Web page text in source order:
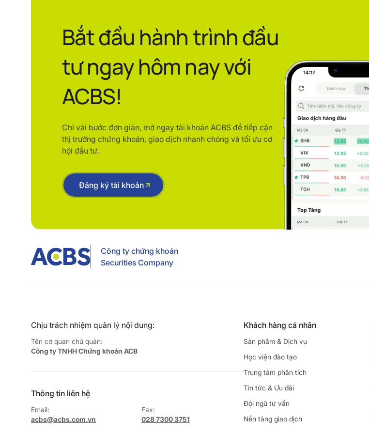
Bắt đầu hành trình đầu
tư ngay hôm nay với
ACBS!
Chỉ vài bước đơn giản, mở ngay tài khoản ACBS để tiếp cận
thị trường chứng khoán, giao dịch nhanh chóng và tối ưu cơ
hội đầu tư.
Đăng ký tài khoản
Công ty chứng khoán
Securities Company
Chịu trách nhiệm quản lý nội dung:
Tên cơ quan chủ quản:
Công ty TNHH Chứng khoán ACB
Thông tin liên hệ
Email:
acbs@acbs.com.vn
Fax:
028 7300 3751
Khách hàng cá nhân
Sản phẩm & Dịch vụ
Học viện đào tạo
Trung tâm phân tích
Tin tức & Ưu đãi
Đội ngũ tư vấn
Nền tảng giao dịch